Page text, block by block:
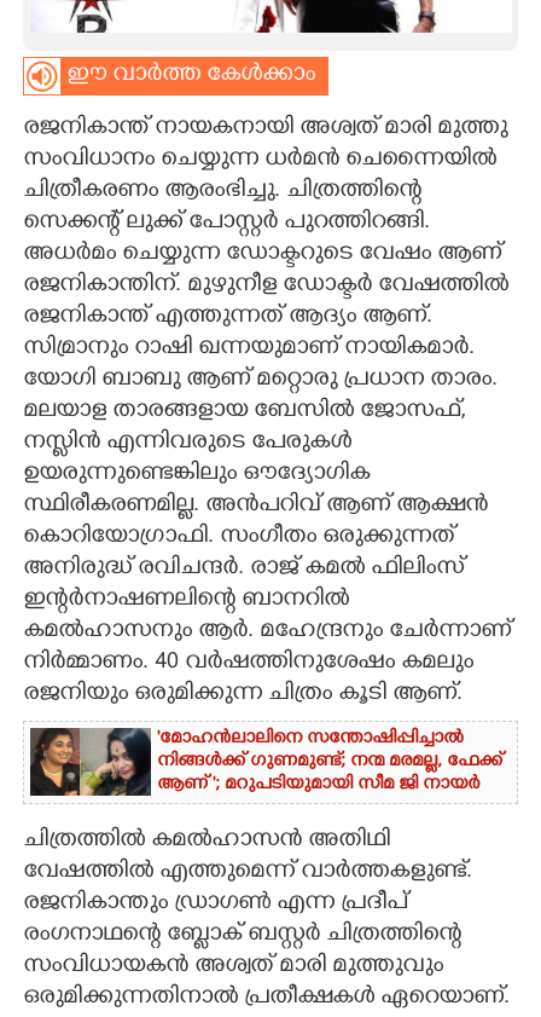
CARTOONS
LITERATURE
ZOOM
CONTACT US
ഈ വാർത്ത കേൾക്കാം
രജനികാന്ത് നായകനായി അശ്വത് മാരി മുത്തു
സംവിധാനം ചെയ്യുന്ന ധർമൻ ചെന്നൈയിൽ
ചിത്രീകരണം ആരംഭിച്ചു. ചിത്രത്തിന്റെ
സെക്കന്റ് ലുക്ക് പോസ്റ്റർ പുറത്തിറങ്ങി.
അധർമം ചെയ്യുന്ന ഡോക്ടറുടെ വേഷം ആണ്
രജനികാന്തിന്. മുഴുനീള ഡോക്ടർ വേഷത്തിൽ
രജനികാന്ത് എത്തുന്നത് ആദ്യം ആണ്.
സിമ്രാനും റാഷി ഖന്നയുമാണ് നായികമാർ.
യോഗി ബാബു ആണ് മറ്റൊരു പ്രധാന താരം.
മലയാള താരങ്ങളായ ബേസിൽ ജോസഫ്,​
നസ്ലിൻ എന്നിവരുടെ പേരുകൾ
ഉയരുന്നുണ്ടെങ്കിലും ഔദ്യോഗിക
സ്ഥിരീകരണമില്ല. അൻപറിവ് ആണ് ആക്ഷൻ
കൊറിയോഗ്രാഫി. സംഗീതം ഒരുക്കുന്നത്
അനിരുദ്ധ് രവിചന്ദർ. രാജ് കമൽ ഫിലിംസ്
ഇന്റർനാഷണലിന്റെ ബാനറിൽ
കമൽഹാസനും ആർ. മഹേന്ദ്രനും ചേർന്നാണ്
നിർമ്മാണം. 40 വർഷത്തിനുശേഷം കമലും
രജനിയും ഒരുമിക്കുന്ന ചിത്രം കൂടി ആണ്.
'മോഹൻലാലിനെ സന്തോഷിപ്പിച്ചാൽ
നിങ്ങൾക്ക് ഗുണമുണ്ട്; നന്മ മരമല്ല, ഫേക്ക്
ആണ് '; മറുപടിയുമായി സീമ ജി നായർ
ചിത്രത്തിൽ കമൽഹാസൻ അതിഥി
വേഷത്തിൽ എത്തുമെന്ന് വാർത്തകളുണ്ട്.
രജനികാന്തും ഡ്രാഗൺ എന്ന പ്രദീപ്
രംഗനാഥന്റെ ബ്ലോക് ബസ്റ്റർ ചിത്രത്തിന്റെ
സംവിധായകൻ അശ്വത് മാരി മുത്തുവും
ഒരുമിക്കുന്നതിനാൽ പ്രതീക്ഷകൾ ഏറെയാണ്.